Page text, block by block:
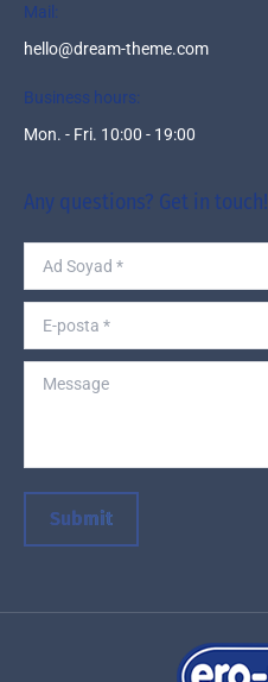
Mail:
hello@dream-theme.com
Business hours:
Mon. - Fri. 10:00 - 19:00
Any questions? Get in touch!
Ad Soyad *
E-posta *
Message
Submit